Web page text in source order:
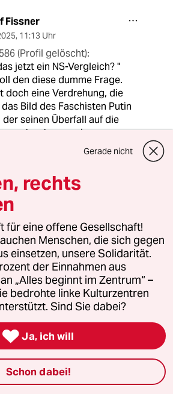
Fissner
, 11:13 Uhr
(Profil gelöscht):
jetzt ein NS-Vergleich? "
den diese dumme Frage.
doch eine Verdrehung, die
Bild des Faschisten Putin
der seinen Überfall auf die
auch schon zu einem
Kampf
(Profil gelöscht)
18:05 Uhr
Fissner:
keine Verdrehung, sondern
Von einem Bundeskanzler
sich erwarten dürfen, dass
Äußerungen im Griff hat, weil
peinlich wird. Putin ist
ist es mir egal, was er wie
Gerade nicht
rechts
für eine offene Gesellschaft!
Menschen, die sich gegen
einsetzen, unsere Solidarität.
der Einnahmen aus
„Alles beginnt im Zentrum“ –
bedrohte linke Kulturzentren
Sind Sie dabei?
 Ja, ich will
Schon dabei!